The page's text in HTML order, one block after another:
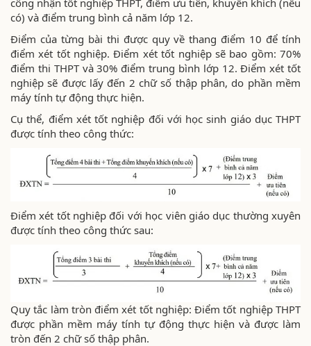
có) và điểm trung bình cả năm lớp 12.
Điểm của từng bài thi được quy về thang điểm 10 để tính
điểm xét tốt nghiệp. Điểm xét tốt nghiệp sẽ bao gồm: 70%
điểm thi THPT và 30% điểm trung bình lớp 12. Điểm xét tốt
nghiệp sẽ được lấy đến 2 chữ số thập phân, do phần mềm
máy tính tự động thực hiện.
Cụ thể, điểm xét tốt nghiệp đối với học sinh giáo dục THPT
được tính theo công thức:
Điểm xét tốt nghiệp đối với học viên giáo dục thường xuyên
được tính theo công thức sau:
Quy tắc làm tròn điểm xét tốt nghiệp: Điểm tốt nghiệp THPT
được phần mềm máy tính tự động thực hiện và được làm
tròn đến 2 chữ số thập phân.